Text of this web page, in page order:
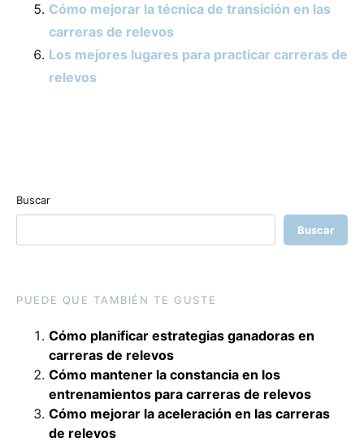
Cómo mejorar la técnica de transición en las
carreras de relevos
Los mejores lugares para practicar carreras de
relevos
Buscar
Buscar
PUEDE QUE TAMBIÉN TE GUSTE
Cómo planificar estrategias ganadoras en
carreras de relevos
Cómo mantener la constancia en los
entrenamientos para carreras de relevos
Cómo mejorar la aceleración en las carreras
de relevos